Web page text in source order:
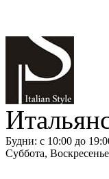
Будни: с 10:00 до
Суббота,